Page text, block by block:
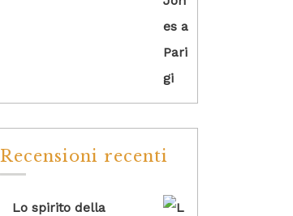
Recensioni recenti
Lo spirito della